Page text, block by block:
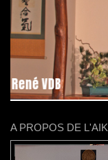
René VDB
A PROPOS DE